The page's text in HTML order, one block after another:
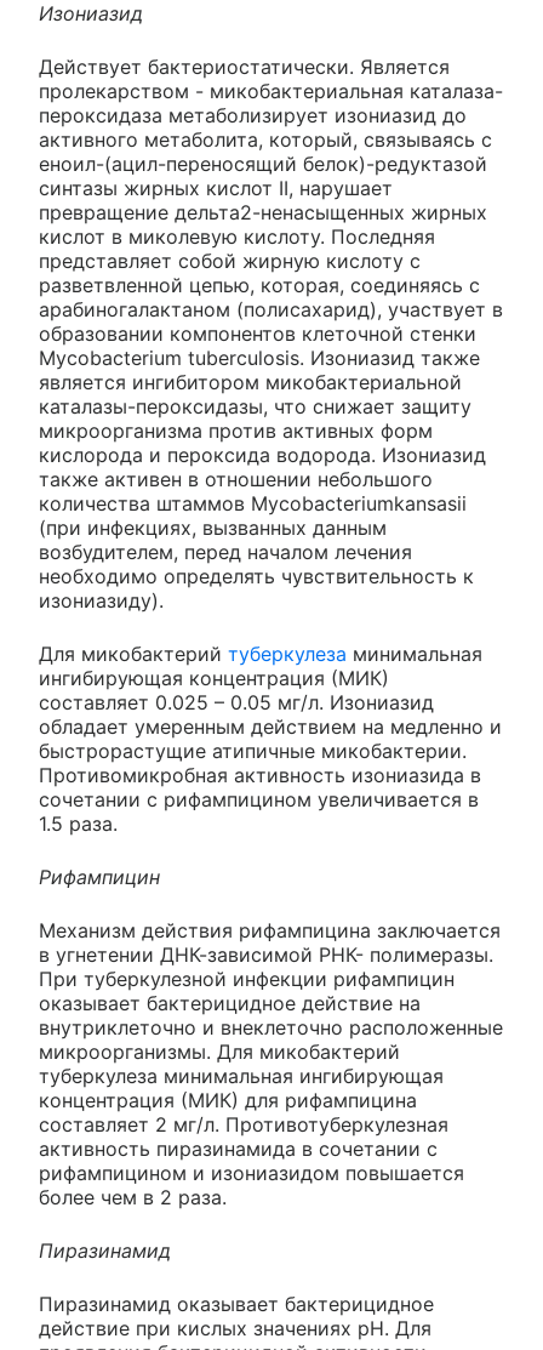
Изониазид
Действует бактериостатически. Является
пролекарством - микобактериальная каталаза-
пероксидаза метаболизирует изониазид до
активного метаболита, который, связываясь с
еноил-(ацил-переносящий белок)-редуктазой
синтазы жирных кислот II, нарушает
превращение дельта2-ненасыщенных жирных
кислот в миколевую кислоту. Последняя
представляет собой жирную кислоту с
разветвленной цепью, которая, соединяясь с
арабиногалактаном (полисахарид), участвует в
образовании компонентов клеточной стенки
Mycobacterium tuberculosis. Изониазид также
является ингибитором микобактериальной
каталазы-пероксидазы, что снижает защиту
микроорганизма против активных форм
кислорода и пероксида водорода. Изониазид
также активен в отношении небольшого
количества штаммов Mycobacteriumkansasii
(при инфекциях, вызванных данным
возбудителем, перед началом лечения
необходимо определять чувствительность к
изониазиду).
Для микобактерий туберкулеза минимальная
ингибирующая концентрация (МИК)
составляет 0.025 – 0.05 мг/л. Изониазид
обладает умеренным действием на медленно и
быстрорастущие атипичные микобактерии.
Противомикробная активность изониазида в
сочетании с рифампицином увеличивается в
1.5 раза.
Рифампицин
Механизм действия рифампицина заключается
в угнетении ДНК-зависимой РНК- полимеразы.
При туберкулезной инфекции рифампицин
оказывает бактерицидное действие на
внутриклеточно и внеклеточно расположенные
микроорганизмы. Для микобактерий
туберкулеза минимальная ингибирующая
концентрация (МИК) для рифампицина
составляет 2 мг/л. Противотуберкулезная
активность пиразинамида в сочетании с
рифампицином и изониазидом повышается
более чем в 2 раза.
Пиразинамид
Пиразинамид оказывает бактерицидное
действие при кислых значениях pH. Для